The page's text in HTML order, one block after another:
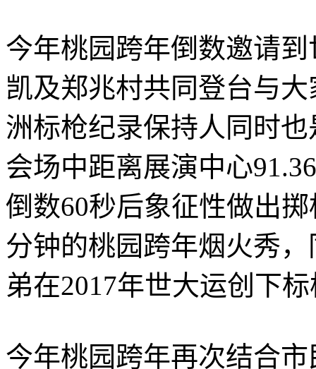
今年桃园跨年倒数邀请
凯及郑兆村共同登台与
洲标枪纪录保持人同时
会场中距离展演中心
倒数60秒后象征性做出
分钟的桃园跨年烟火秀
弟在2017年世大运创下
今年桃园跨年再次结合